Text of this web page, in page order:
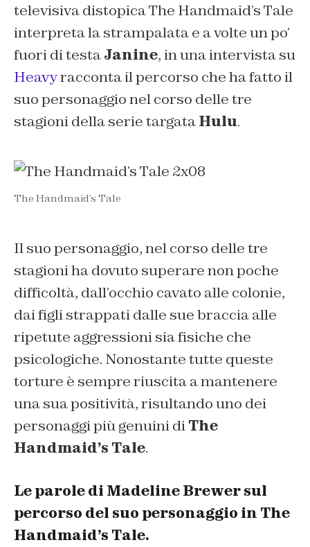
televisiva distopica The Handmaid’s Tale
interpreta la strampalata e a volte un po’
fuori di testaJanine, in una intervista su
Heavyracconta il percorso che ha fatto il
suo personaggio nel corso delle tre
stagioni della serie targataHulu.
The Handmaid’s Tale
Il suo personaggio, nel corso delle tre
stagioni ha dovuto superare non poche
difficoltà, dall’occhio cavato alle colonie,
dai figli strappati dalle sue braccia alle
ripetute aggressioni sia fisiche che
psicologiche. Nonostante tutte queste
torture è sempre riuscita a mantenere
una sua positività, risultando uno dei
personaggi più genuini diThe
Handmaid’s Tale.
Le parole di Madeline Brewer sul
percorso del suo personaggio in The
Handmaid’s Tale.